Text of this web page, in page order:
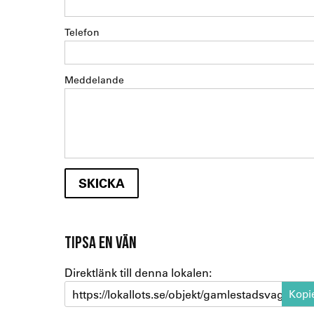
Telefon
Meddelande
TIPSA EN VÄN
Direktlänk till denna lokalen:
https://lokallots.se/objekt/gamlestadsvagen-2-